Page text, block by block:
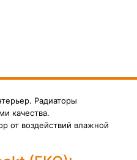
Радиаторы
качества.
от воздействий влажной